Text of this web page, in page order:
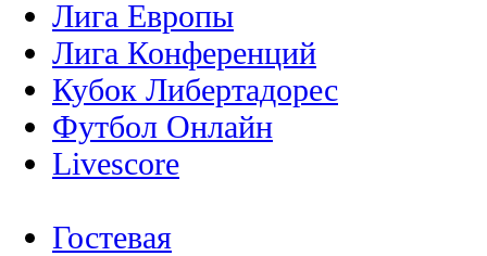
Лига Европы
Лига Конференций
Кубок Либертадорес
Футбол Онлайн
Livescore
Гостевая